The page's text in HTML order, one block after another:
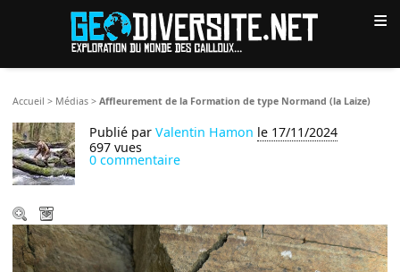
≡
Accueil > Médias >Affleurement de la Formation de type Normand (la Laize)
Publié parValentin Hamon le 17/11/2024
697 vues
0 commentaire